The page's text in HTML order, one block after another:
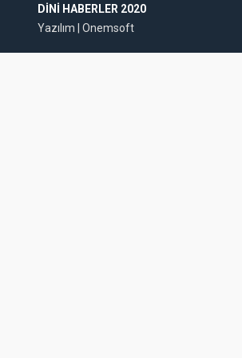
DINI HABERLER 2020
Yazılım | Onemsoft